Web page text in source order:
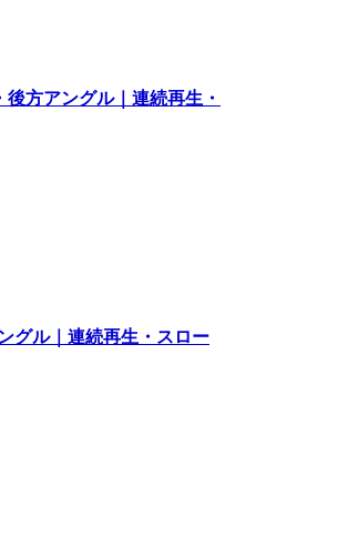
方アングル｜連続再生・
グル｜連続再生・スロー